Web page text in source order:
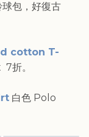
包，好復古
cotton T-
折。
白色 Polo